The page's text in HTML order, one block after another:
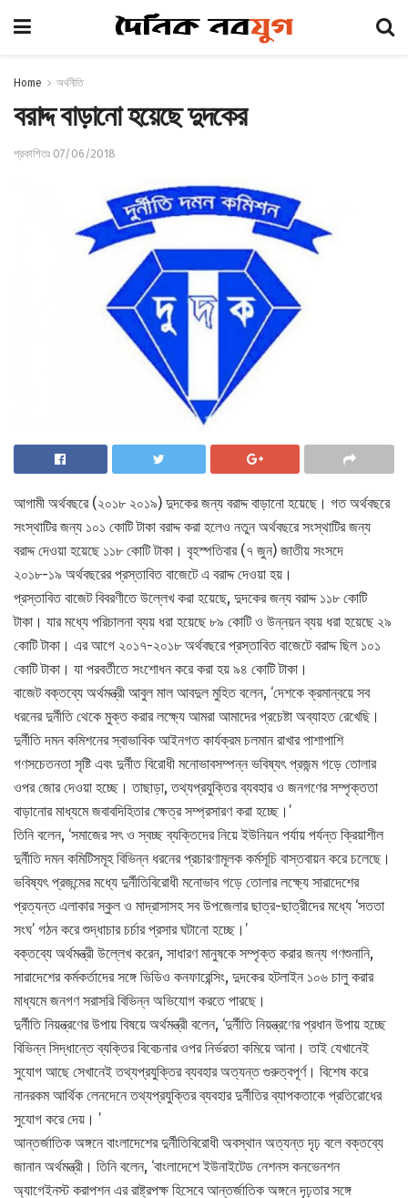
Home অর্থনীতি
বরাদ্দ বাড়ানো হয়েছে দুদকের
প্রকাশিতঃ 07/06/2018
আগামী অর্থবছরে (২০১৮ ২০১৯) দুদকের জন্য বরাদ্দ বাড়ানো হয়েছে। গত অর্থবছরে
সংস্থাটির জন্য ১০১ কোটি টাকা বরাদ্দ করা হলেও নতুন অর্থবছরে সংস্থাটির জন্য
বরাদ্দ দেওয়া হয়েছে ১১৮ কোটি টাকা। বৃহস্পতিবার (৭ জুন) জাতীয় সংসদে
২০১৮-১৯ অর্থবছরের প্রস্তাবিত বাজেটে এ বরাদ্দ দেওয়া হয়।
প্রস্তাবিত বাজেট বিবরণীতে উল্লেখ করা হয়েছে, দুদকের জন্য বরাদ্দ ১১৮ কোটি
টাকা। যার মধ্যে পরিচালনা ব্যয় ধরা হয়েছে ৮৯ কোটি ও উন্নয়ন ব্যয় ধরা হয়েছে ২৯
কোটি টাকা। এর আগে ২০১৭-২০১৮ অর্থবছরে প্রস্তাবিত বাজেটে বরাদ্দ ছিল ১০১
কোটি টাকা। যা পরবর্তীতে সংশোধন করে করা হয় ৯৪ কোটি টাকা।
বাজেট বক্তব্যে অর্থমন্ত্রী আবুল মাল আবদুল মুহিত বলেন, ‘দেশকে ক্রমান্বয়ে সব
ধরনের দুর্নীতি থেকে মুক্ত করার লক্ষ্যে আমরা আমাদের প্রচেষ্টা অব্যাহত রেখেছি।
দুর্নীতি দমন কমিশনের স্বাভাবিক আইনগত কার্যক্রম চলমান রাখার পাশাপাশি
গণসচেতনতা সৃষ্টি এবং দুর্নীত বিরোধী মনোভাবসম্পন্ন ভবিষ্যৎ প্রজন্ম গড়ে তোলার
ওপর জোর দেওয়া হচ্ছে। তাছাড়া, তথ্যপ্রযুক্তির ব্যবহার ও জনগণের সম্পৃক্ততা
বাড়ানোর মাধ্যমে জবাবদিহিতার ক্ষেত্র সম্প্রসারণ করা হচ্ছে।’
তিনি বলেন, ‘সমাজের সৎ ও স্বচ্ছ ব্যক্তিদের নিয়ে ইউনিয়ন পর্যায় পর্যন্ত ক্রিয়াশীল
দুর্নীতি দমন কমিটিসমূহ বিভিন্ন ধরনের প্রচারণামূলক কর্মসূচি বাস্তবায়ন করে চলেছে।
ভবিষ্যৎ প্রজন্মের মধ্যে দুর্নীতিবিরোধী মনোভাব গড়ে তোলার লক্ষ্যে সারাদেশের
প্রত্যন্ত এলাকার স্কুল ও মাদ্রাসাসহ সব উপজেলার ছাত্র-ছাত্রীদের মধ্যে ‘সততা
সংঘ’ গঠন করে শুদ্ধাচার চর্চার প্রসার ঘটানো হচ্ছে।’
বক্তব্যে অর্থমন্ত্রী উল্লেখ করেন, সাধারণ মানুষকে সম্পৃক্ত করার জন্য গণশুনানি,
সারাদেশের কর্মকর্তাদের সঙ্গে ভিডিও কনফারেন্সিং, দুদকের হটলাইন ১০৬ চালু করার
মাধ্যমে জনগণ সরাসরি বিভিন্ন অভিযোগ করতে পারছে।
দুর্নীতি নিয়ন্ত্রণের উপায় বিষয়ে অর্থমন্ত্রী বলেন, ‘দুর্নীতি নিয়ন্ত্রণের প্রধান উপায় হচ্ছে
বিভিন্ন সিদ্ধান্তে ব্যক্তির বিবেচনার ওপর নির্ভরতা কমিয়ে আনা। তাই যেখানেই
সুযোগ আছে সেখানেই তথ্যপ্রযুক্তির ব্যবহার অত্যন্ত গুরুত্বপূর্ণ। বিশেষ করে
নানরকম আর্থিক লেনদেনে তথ্যপ্রযুক্তির ব্যবহার দুর্নীতির ব্যাপকতাকে প্রতিরোধের
সুযোগ করে দেয়। ’
আন্তর্জাতিক অঙ্গনে বাংলাদেশের দুর্নীতিবিরোধী অবস্থান অত্যন্ত দৃঢ় বলে বক্তব্যে
জানান অর্থমন্ত্রী। তিনি বলেন, ‘বাংলাদেশে ইউনাইটেড নেশনস কনভেনশন
অ্যাগেইনস্ট করাপশন এর রাষ্ট্রপক্ষ হিসেবে আন্তর্জাতিক অঙ্গনে দৃঢ়তার সঙ্গে